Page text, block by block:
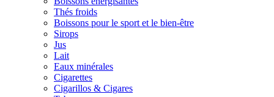
Thés froids
Boissons pour le sport et le bien-être
Sirops
Jus
Lait
Eaux minérales
Cigarettes
Cigarillos & Cigares